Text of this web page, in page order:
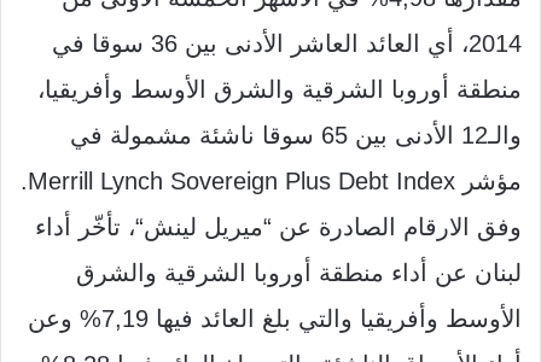
2014، أي العائد العاشر الأدنى بين 36 سوقا في
منطقة أوروبا الشرقية والشرق الأوسط وأفريقيا،
والـ12 الأدنى بين 65 سوقا ناشئة مشمولة في
مؤشر Merrill Lynch Sovereign Plus Debt Index.
وفق الارقام الصادرة عن “ميريل لينش“، تأخّر أداء
لبنان عن أداء منطقة أوروبا الشرقية والشرق
الأوسط وأفريقيا والتي بلغ العائد فيها 7,19%
وعن